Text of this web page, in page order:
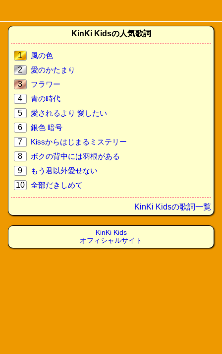
KinKi Kidsの人気歌詞
1
風の色
2
愛のかたまり
3
フラワー
4
青の時代
5
愛されるより 愛したい
6
銀色 暗号
7
Kissからはじまるミステリー
8
ボクの背中には羽根がある
9
もう君以外愛せない
10
全部だきしめて
KinKi Kidsの歌詞一覧
KinKi Kids
オフィシャルサイト